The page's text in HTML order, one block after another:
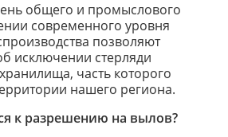
общего и промыслового
современного уровня
позволяют
исключении стерляди
часть которого
нашего региона.
к разрешению на вылов?